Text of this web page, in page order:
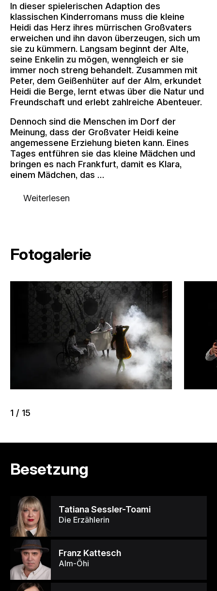
In dieser spielerischen Adaption des
klassischen Kinderromans muss die kleine
Heidi das Herz ihres mürrischen Großvaters
erweichen und ihn davon überzeugen, sich um
sie zu kümmern. Langsam beginnt der Alte,
seine Enkelin zu mögen, wenngleich er sie
immer noch streng behandelt. Zusammen mit
Peter, dem Geißenhüter auf der Alm, erkundet
Heidi die Berge, lernt etwas über die Natur und
Freundschaft und erlebt zahlreiche Abenteuer.
Dennoch sind die Menschen im Dorf der
Meinung, dass der Großvater Heidi keine
angemessene Erziehung bieten kann. Eines
Tages entführen sie das kleine Mädchen und
bringen es nach Frankfurt, damit es Klara,
einem Mädchen, das …
Weiterlesen
Fotogalerie
1 / 15
Besetzung
Tatiana Sessler-Toami
Die Erzählerin
Franz Kattesch
Alm-Öhi